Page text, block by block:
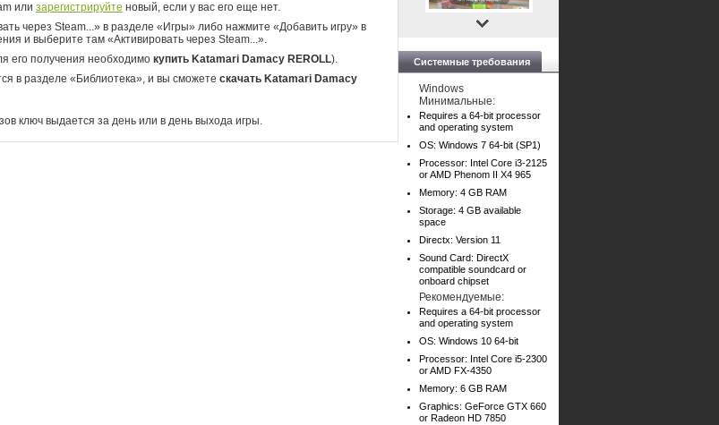
или зарегистрируйте новый, если у вас его еще нет.
через Steam...» в разделе «Игры» либо нажмите «Добавить игру» в
и выберите там «Активировать через Steam...».
его получения необходимо купить Katamari Damacy REROLL).
в разделе «Библиотека», и вы сможете скачать Katamari Damacy
ключ выдается за день или в день выхода игры.
Системные требования
Windows
Минимальные:
Requires a 64-bit processor
and operating system
OS: Windows 7 64-bit (SP1)
Processor: Intel Core i3-2125
or AMD Phenom II X4 965
Memory: 4 GB RAM
Storage: 4 GB available
space
Directx: Version 11
Sound Card: DirectX
compatible soundcard or
onboard chipset
Рекомендуемые:
Requires a 64-bit processor
and operating system
OS: Windows 10 64-bit
Processor: Intel Core i5-2300
or AMD FX-4350
Memory: 6 GB RAM
Graphics: GeForce GTX 660
or Radeon HD 7850